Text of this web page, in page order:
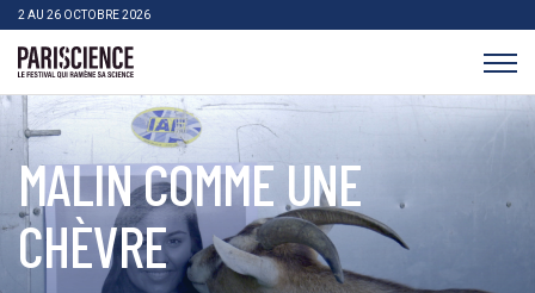
>Aller au contenu
2 AU 26 OCTOBRE 2026
MALIN COMME UNE
CHÈVRE
Panneau de gestion des cookies